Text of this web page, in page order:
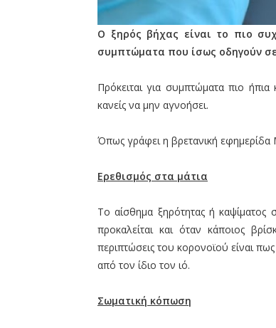
Ο ξηρός βήχας είναι το πιο
συμπτώματα που ίσως οδηγούν
Πρόκειται για συμπτώματα πιο
κανείς να μην αγνοήσει.
Όπως γράφει η βρετανική εφημερίδα
Ερεθισμός στα μάτια
Το αίσθημα ξηρότητας ή καψίματος
προκαλείται και όταν κάποιος
περιπτώσεις του κορονοϊού είναι
από τον ίδιο τον ιό.
Σωματική κόπωση